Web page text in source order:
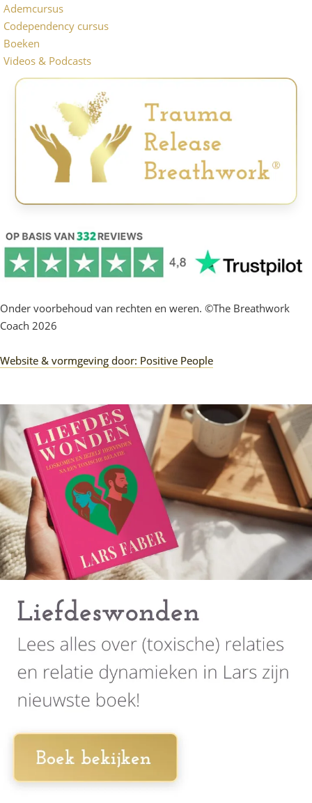
Ademcursus
Codependency cursus
Boeken
Videos & Podcasts
Onder voorbehoud van rechten en weren. ©The Breathwork
Coach 2026
Website & vormgeving door: Positive People